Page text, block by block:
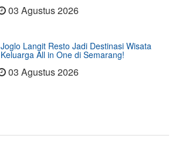
03 Agustus 2026
Joglo Langit Resto Jadi Destinasi Wisata
Keluarga All in One di Semarang!
03 Agustus 2026